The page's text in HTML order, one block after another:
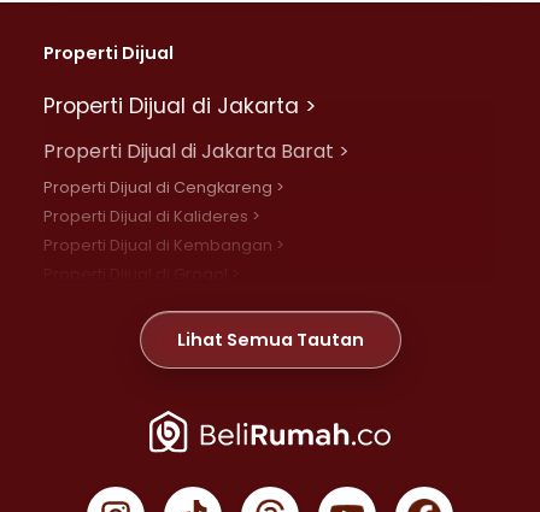
Properti Dijual
Properti Dijual di Jakarta >
Properti Dijual di Jakarta Barat >
Properti Dijual di Cengkareng >
Properti Dijual di Kalideres >
Properti Dijual di Kembangan >
Properti Dijual di Meruya >
Properti Dijual di Jelambar >
Properti Dijual di Jakarta Pusat >
Properti Dijual di Gambir >
Lihat Semua Tautan